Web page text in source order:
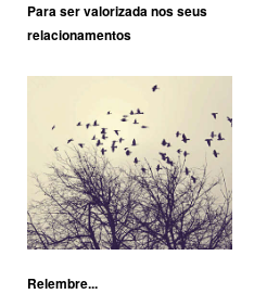
Para ser valorizada nos seus
relacionamentos
Relembre...